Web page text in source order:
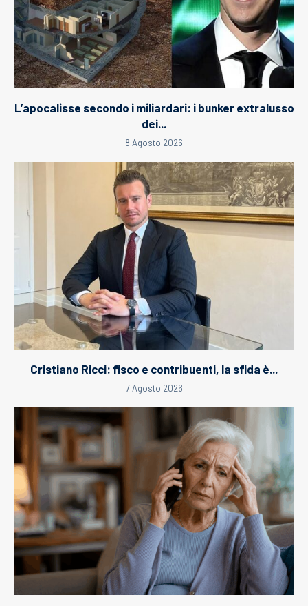
L’apocalisse secondo i miliardari: i bunker extralusso
dei...
8 Agosto 2026
Cristiano Ricci: fisco e contribuenti, la sfida è...
7 Agosto 2026